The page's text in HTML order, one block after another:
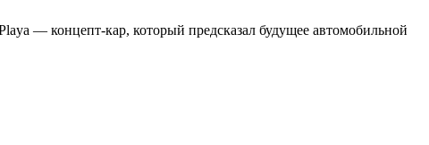
— концепт-кар, который предсказал будущее автомобильной